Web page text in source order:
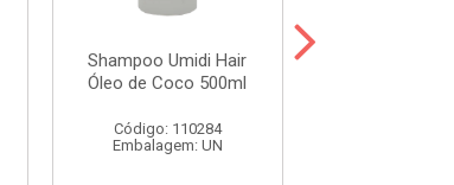
Shampoo Umidi Hair
Óleo de Coco 500ml
Código: 110284
Embalagem: UN